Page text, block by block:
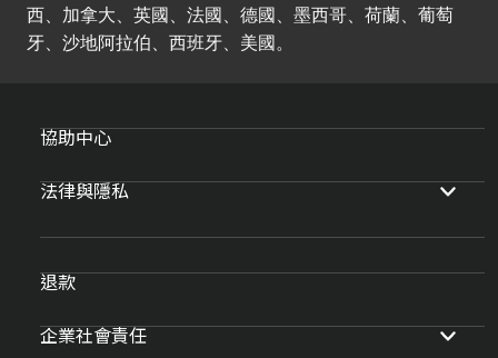
西、加拿大、英國、法國、德國、墨西哥、荷蘭、葡萄
牙、沙地阿拉伯、西班牙、美國。
協助中心
法律與隱私
退款
企業社會責任